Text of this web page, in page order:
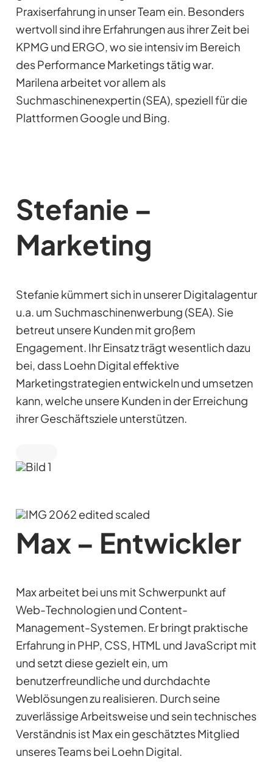
Praxiserfahrung in unser Team ein. Besonders
wertvoll sind ihre Erfahrungen aus ihrer Zeit bei
KPMG und ERGO, wo sie intensiv im Bereich
des Performance Marketings tätig war.
Marilena arbeitet vor allem als
Suchmaschinenexpertin (SEA), speziell für die
Plattformen Google und Bing.
Stefanie –
Marketing
Stefanie kümmert sich in unserer Digitalagentur
u.a. um Suchmaschinenwerbung (SEA). Sie
betreut unsere Kunden mit großem
Engagement. Ihr Einsatz trägt wesentlich dazu
bei, dass Loehn Digital effektive
Marketingstrategien entwickeln und umsetzen
kann, welche unsere Kunden in der Erreichung
ihrer Geschäftsziele unterstützen.
Max – Entwickler
Max arbeitet bei uns mit Schwerpunkt auf
Web-Technologien und Content-
Management-Systemen. Er bringt praktische
Erfahrung in PHP, CSS, HTML und JavaScript mit
und setzt diese gezielt ein, um
benutzerfreundliche und durchdachte
Weblösungen zu realisieren. Durch seine
zuverlässige Arbeitsweise und sein technisches
Verständnis ist Max ein geschätztes Mitglied
unseres Teams bei Loehn Digital.